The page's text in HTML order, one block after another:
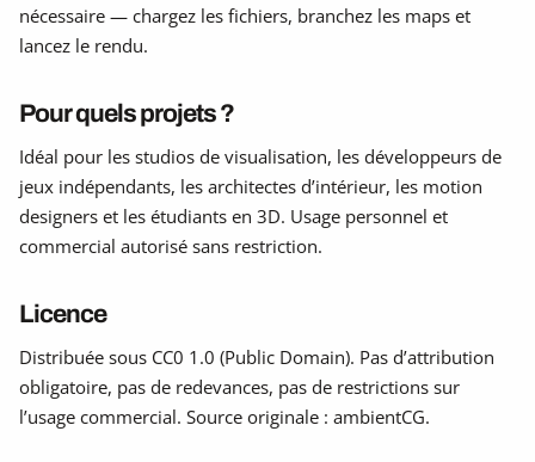
nécessaire — chargez les fichiers, branchez les maps et
lancez le rendu.
Pour quels projets ?
Idéal pour les studios de visualisation, les développeurs de
jeux indépendants, les architectes d’intérieur, les motion
designers et les étudiants en 3D. Usage personnel et
commercial autorisé sans restriction.
Licence
Distribuée sous CC0 1.0 (Public Domain). Pas d’attribution
obligatoire, pas de redevances, pas de restrictions sur
l’usage commercial. Source originale : ambientCG.